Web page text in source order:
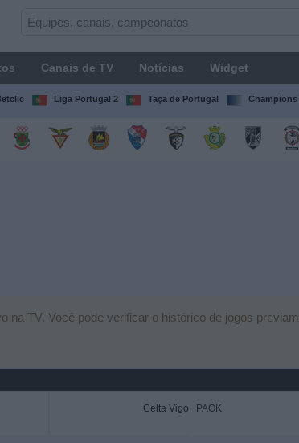
Canais de TV Notícias Widget
Liga Portugal 2 Taça de Portugal Champions
na TV. Você pode verificar o histórico de jogos
Celta Vigo PAOK